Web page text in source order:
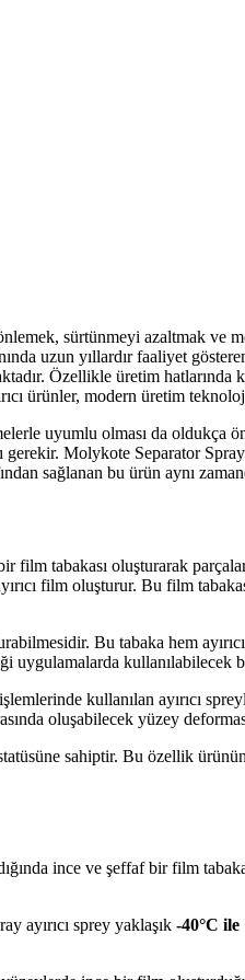
sürtünmeyi azaltmak
uzun yıllardır faaliyet
Özellikle üretim
ürünler, modern üretim
uyumlu olması da
Molykote Separator
sağlanan bu ürün aynı
tabakası oluşturarak
film oluşturur. Bu film
Bu tabaka hem
uygulamalarda kullanılabilecek
kullanılan ayırıcı
oluşabilecek yüzey
sahiptir. Bu özellik
ince ve şeffaf bir film
ayırıcı sprey yaklaşık -40°C ile